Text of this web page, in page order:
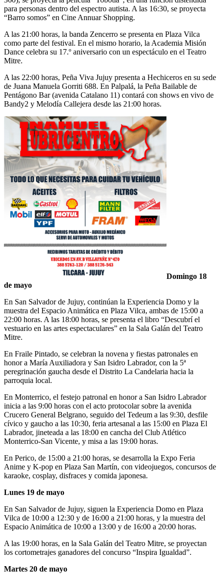
para personas dentro del espectro autista. A las 16:30, se proyecta
“Barro somos” en Cine Annuar Shopping.
A las 21:00 horas, la banda Zencerro se presenta en Plaza Vilca
como parte del festival. En el mismo horario, la Academia Misión
Dance celebra su 17.º aniversario con un espectáculo en el Teatro
Mitre.
A las 22:00 horas, Peña Viva Jujuy presenta a Hechiceros en su sede
de Juana Manuela Gorriti 688. En Palpalá, la Peña Bailable de
Pentágono Bar (avenida Catalano 11) contará con shows en vivo de
Bandy2 y Melodía Callejera desde las 21:00 horas.
Domingo 18
de mayo
En San Salvador de Jujuy, continúan la Experiencia Domo y la
muestra del Espacio Animática en Plaza Vilca, ambas de 15:00 a
22:00 horas. A las 18:00 horas, se presenta el libro “Descubrí el
vestuario en las artes espectaculares” en la Sala Galán del Teatro
Mitre.
En Fraile Pintado, se celebran la novena y fiestas patronales en
honor a María Auxiliadora y San Isidro Labrador, con la 5ª
peregrinación gaucha desde el Distrito La Candelaria hacia la
parroquia local.
En Monterrico, el festejo patronal en honor a San Isidro Labrador
inicia a las 9:00 horas con el acto protocolar sobre la avenida
Crucero General Belgrano, seguido del Tedeum a las 9:30, desfile
cívico y gaucho a las 10:30, feria artesanal a las 15:00 en Plaza El
Labrador, jineteada a las 18:00 en cancha del Club Atlético
Monterrico-San Vicente, y misa a las 19:00 horas.
En Perico, de 15:00 a 21:00 horas, se desarrolla la Expo Feria
Anime y K-pop en Plaza San Martín, con videojuegos, concursos de
karaoke, cosplay, disfraces y comida japonesa.
Lunes 19 de mayo
En San Salvador de Jujuy, siguen la Experiencia Domo en Plaza
Vilca de 10:00 a 12:30 y de 16:00 a 21:00 horas, y la muestra del
Espacio Animática de 10:00 a 13:00 y de 16:00 a 20:00 horas.
A las 19:00 horas, en la Sala Galán del Teatro Mitre, se proyectan
los cortometrajes ganadores del concurso “Inspira Igualdad”.
Martes 20 de mayo